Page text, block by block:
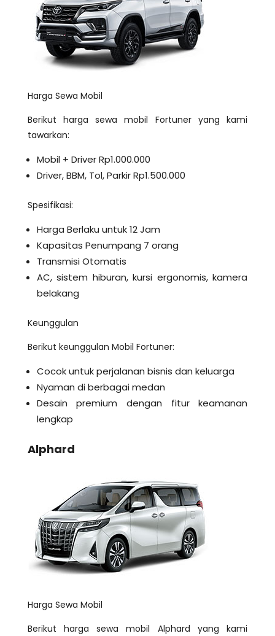
Harga Sewa Mobil
Berikut harga sewa mobil Fortuner yang kami
tawarkan:
Mobil + Driver Rp1.000.000
Driver, BBM, Tol, Parkir Rp1.500.000
Spesifikasi:
Harga Berlaku untuk 12 Jam
Kapasitas Penumpang 7 orang
Transmisi Otomatis
AC, sistem hiburan, kursi ergonomis, kamera
belakang
Keunggulan
Berikut keunggulan Mobil Fortuner:
Cocok untuk perjalanan bisnis dan keluarga
Nyaman di berbagai medan
Desain premium dengan fitur keamanan
lengkap
Alphard
Harga Sewa Mobil
Berikut harga sewa mobil Alphard yang kami